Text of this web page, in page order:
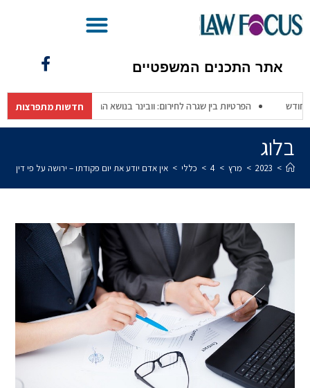
אתר התכנים המשפטיים
חדשות מתפרצות
הפרטיות בין שגרה לחירום: וובינר בנושא הגנת פרטיות המחודש
בלוג
>
2023
> מרץ >
4
> כללי > אין אדם יודע את יום פקודתו – ירושה על פי דין או